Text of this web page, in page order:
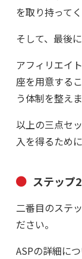
を取り持って
そして、最後
アフィリエイ
座を用意する
う体制を整えま
以上の三点セ
入を得るため
ステップ
二番目のステ
ださい。
ASPの詳細に